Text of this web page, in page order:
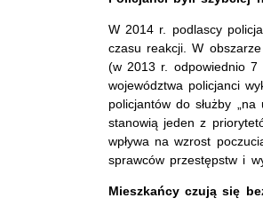
W 2014 r. podlascy
czasu reakcji. W
(w 2013 r. odpowiednio
województwa policjanci
policjantów do służby
stanowią jeden z
wpływa na wzrost
sprawców przestępstw i
Mieszkańcy czują się